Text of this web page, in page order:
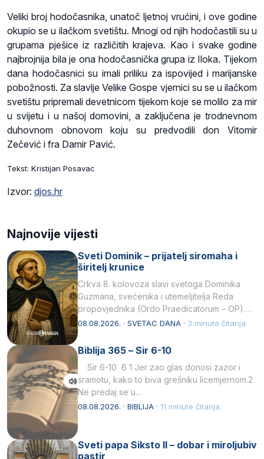
Veliki broj hodočasnika, unatoč ljetnoj vrućini, i ove godine
okupio se u ilačkom svetištu. Mnogi od njih hodočastili su u
grupama pješice iz različitih krajeva. Kao i svake godine
najbrojnija bila je ona hodočasnička grupa iz Iloka. Tijekom
dana hodočasnici su imali priliku za ispovijed i marijanske
pobožnosti. Za slavlje Velike Gospe vjernici su se u ilačkom
svetištu pripremali devetnicom tijekom koje se molilo za mir
u svijetu i u našoj domovini, a zaključena je trodnevnom
duhovnom obnovom koju su predvodili don Vitomir
Zečević i fra Damir Pavić.
Tekst: Kristijan Posavac
Izvor: djos.hr
Najnovije vijesti
Sveti Dominik – prijatelj siromaha i
širitelj krunice
Crkva 8. kolovoza slavi svetoga Dominika
Guzmana, svećenika i utemeljitelja Reda
propovjednika (Ordo Praedicatorum – OP).
Svojim životom, dubokom ljubavlju prema
08.08.2026. · SVETAC DANA · 3 minute čitanja
Biblija 365 – Sir 6-10
Sir 6-10 6 1 Jer zao glas donosi zazor i
sramotu, kako to biva grešniku licemjernom.2
Ne predaj se u…
08.08.2026. · BIBLIJA · 11 minute čitanja
Sveti papa Siksto II – dobar i miroljubiv
pastir